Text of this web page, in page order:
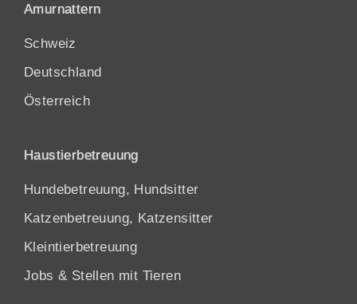
Amurnattern
Schweiz
Deutschland
Österreich
Haustierbetreuung
Hundebetreuung, Hundsitter
Katzenbetreuung, Katzensitter
Kleintierbetreuung
Jobs & Stellen mit Tieren